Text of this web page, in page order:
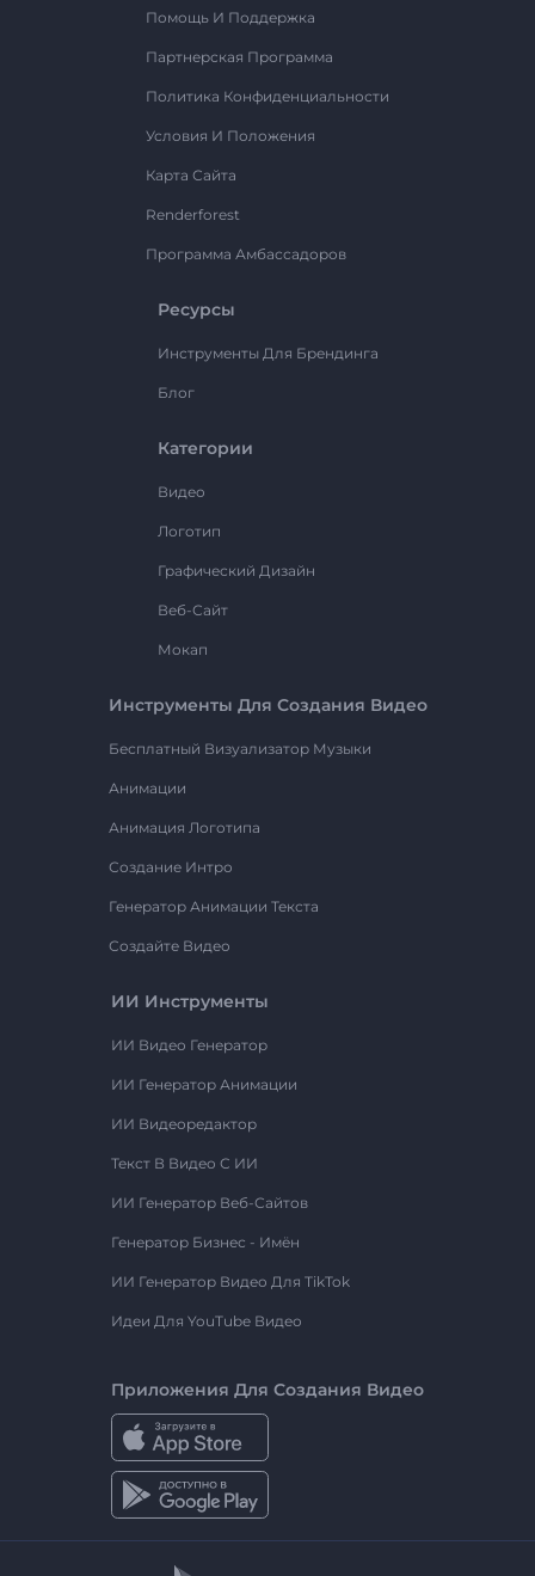
Помощь И Поддержка
Партнерская Программа
Политика Конфиденциальности
Условия И Положения
Карта Сайта
Renderforest
Программа Амбассадоров
Ресурсы
Инструменты Для Брендинга
Блог
Категории
Видео
Логотип
Графический Дизайн
Веб-Сайт
Мокап
Инструменты Для Создания Видео
Бесплатный Визуализатор Музыки
Анимации
Анимация Логотипа
Создание Интро
Генератор Анимации Текста
Создайте Видео
ИИ Инструменты
ИИ Видео Генератор
ИИ Генератор Анимации
ИИ Видеоредактор
Текст В Видео С ИИ
ИИ Генератор Веб-Сайтов
Генератор Бизнес - Имён
ИИ Генератор Видео Для TikTok
Идеи Для YouTube Видео
Приложения Для Создания Видео